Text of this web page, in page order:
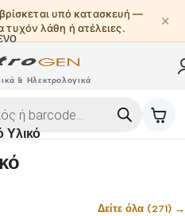
υπό κατασκευή —
τυχόν λάθη ή ατέλειες.
✕
& Ηλεκτρολογικά
Υλικό
Δείτε όλα (271) →